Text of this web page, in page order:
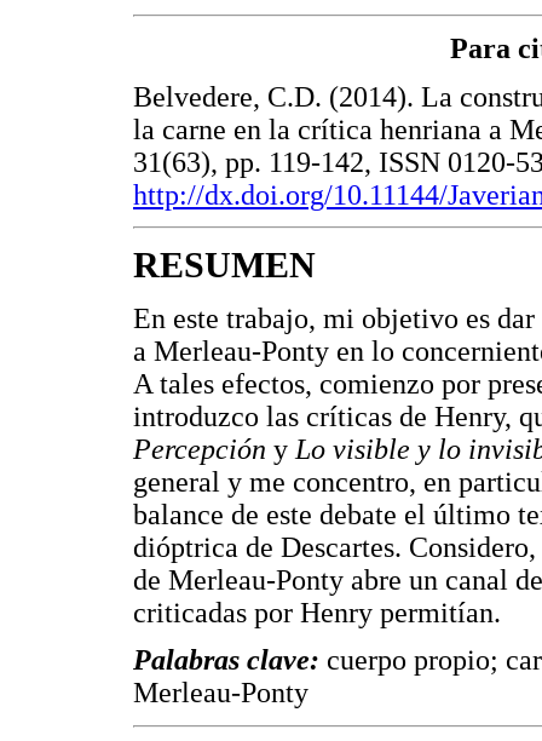
Para
Belvedere, C.D. (2014). La
la carne en la crítica henriana a
31(63), pp. 119-142, ISSN 0120-
http://dx.doi.org/10.11144/
RESUMEN
En este trabajo, mi objetivo es
a Merleau-Ponty en lo
A tales efectos, comienzo por
introduzco las críticas de Henry,
Percepción y Lo visible y lo
general y me concentro, en
balance de este debate el último
dióptrica de Descartes.
de Merleau-Ponty abre un canal
criticadas por Henry permitían.
Palabras clave: cuerpo propio;
Merleau-Ponty